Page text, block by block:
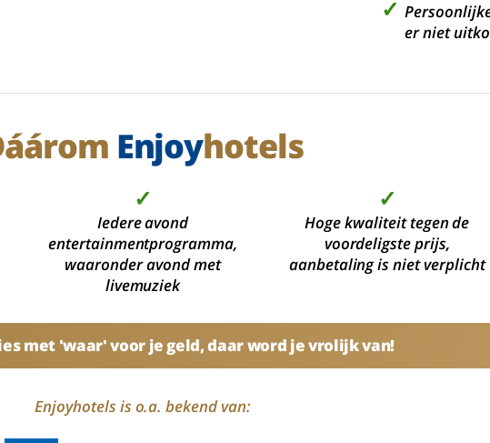
er niet
Enjoyhotels
✓
Iedere avond
entertainmentprogramma,
waaronder avond met
livemuziek
✓
Hoge kwaliteit tegen de
voordeligste prijs,
aanbetaling is niet verplicht
met 'waar' voor je geld, daar word je vrolijk van!
Enjoyhotels is o.a. bekend van: